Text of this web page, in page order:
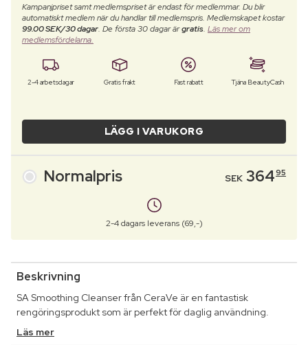
Kampanjpriset samt medlemspriset är endast för medlemmar. Du blir
automatiskt medlem när du handlar till medlemspris. Medlemskapet kostar
99.00 SEK/30 dagar. De första 30 dagar ärgratis. Läs mer om
medlemsfördelarna.
2-4 arbetsdagar Gratis frakt Fast rabatt Tjäna BeautyCash
LÄGG I VARUKORG
Normalpris SEK 36495
2-4 dagars leverans (69,-)
Beskrivning
SA Smoothing Cleanser från CeraVe är en fantastisk
rengöringsprodukt som är perfekt för daglig användning.
Läs mer